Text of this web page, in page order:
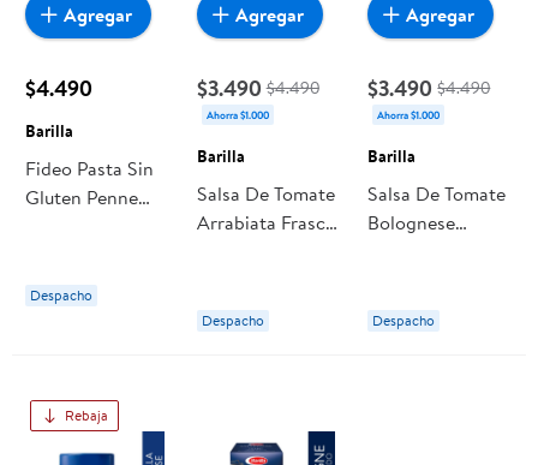
$4.490
Barilla
Fideo Pasta Sin
Gluten Penne
Despacho
Agregar
$3.490 $4.490
Ahorra $1.000
Barilla
Salsa De Tomate
Arrabiata Frasco
Despacho
Agregar
$3.490 $4.490
Ahorra $1.000
Barilla
Salsa De Tomate
Bolognese
Despacho
Agregar
Rebaja